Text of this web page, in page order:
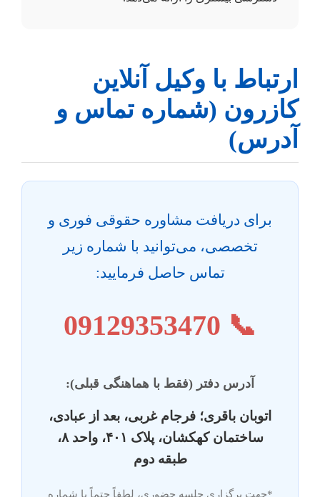
ارتباط با وکیل آنلاین
کازرون (شماره تماس و
آدرس)
برای دریافت مشاوره حقوقی فوری و
تخصصی، می‌توانید با شماره زیر
تماس حاصل فرمایید:
📞
09129353470
آدرس دفتر (فقط با هماهنگی قبلی):
اتوبان باقری؛ فرجام غربی، بعد از عبادی،
ساختمان کهکشان، پلاک ۴۰۱، واحد ۸،
طبقه دوم
*جهت برگزاری جلسه حضوری، لطفاً حتماً با شماره